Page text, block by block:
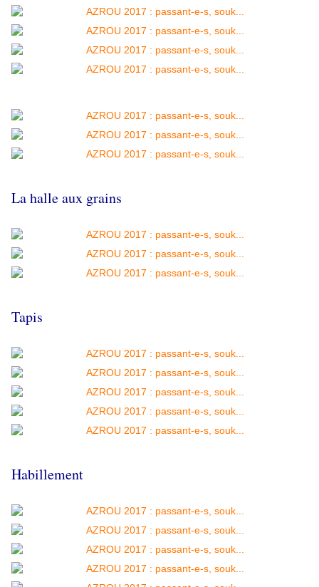
La halle aux grains
Tapis
Habillement